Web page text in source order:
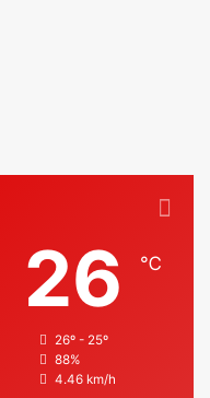
26 ℃
26º - 25º
88%
4.46 km/h